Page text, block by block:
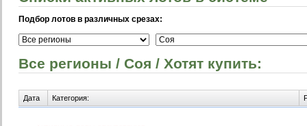
Подбор лотов в различных срезах:
Все регионы / Соя / Хотят купить:
Дата Категория: